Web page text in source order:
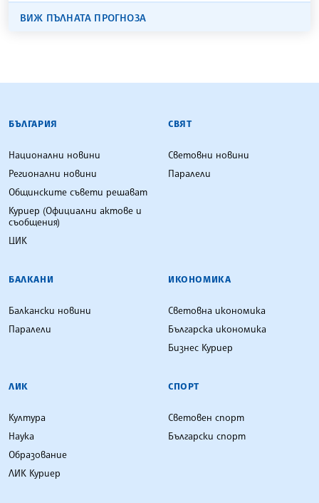
ВИЖ ПЪЛНАТА ПРОГНОЗА
БЪЛГАРСКА ТЕЛЕГРАФНА АГЕНЦИЯ
БЪЛГАРИЯ
Национални новини
Регионални новини
Общинските съвети решават
Куриер (Официални актове и
съобщения)
ЦИК
СВЯТ
Световни новини
Паралели
БАЛКАНИ
Балкански новини
Паралели
ИКОНОМИКА
Световна икономика
Българска икономика
Бизнес Куриер
ЛИК
Култура
Наука
Образование
ЛИК Куриер
СПОРТ
Световен спорт
Български спорт